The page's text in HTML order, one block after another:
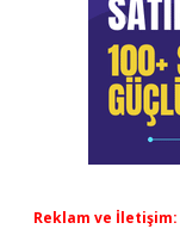
Reklam ve İletişim: